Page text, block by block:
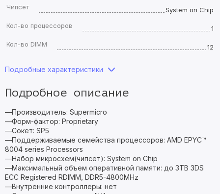
Чипсет
System on Chip
Кол-во процессоров
1
Кол-во DIMM
12
Подробные характеристики
Подробное описание
—Производитель: Supermicro
—Форм-фактор: Proprietary
—Сокет: SP5
—Поддерживаемые семейства процессоров: AMD EPYC™
8004 series Processors
—Набор микросхем(чипсет): System on Chip
—Максимальный объем оперативной памяти: до 3TB 3DS
ECC Registered RDIMM, DDR5-4800MHz
—Внутренние контроллеры: нет